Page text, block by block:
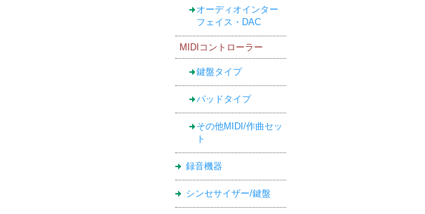
オーディオインター
フェイス・DAC
MIDIコントローラー
鍵盤タイプ
パッドタイプ
その他MIDI/作曲セッ
ト
録音機器
シンセサイザー/鍵盤